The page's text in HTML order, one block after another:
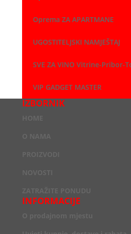
Oprema ZA APARTMANE
UGOSTITELJSKI NAMJEŠTAJ
SVE ZA VINO Vitrine-Pribor-
VIP GADGET MASTER
IZBORNIK
INFORMACIJE